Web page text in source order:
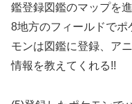
鑑登録図鑑のマップを
8地方のフィールドでポ
モンは図鑑に登録、ア
情報を教えてくれる!!